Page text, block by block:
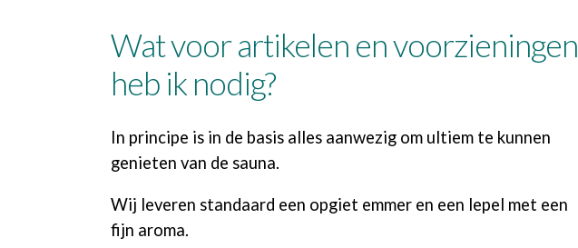
Wat voor artikelen en voorzieningen
heb ik nodig?
In principe is in de basis alles aanwezig om ultiem te kunnen
genieten van de sauna.
Wij leveren standaard een opgiet emmer en een lepel met een
fijn aroma.